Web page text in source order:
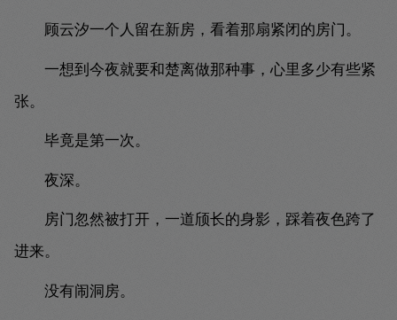
顾云汐一个人留在新房，看着那扇紧闭的房门。
一想到今夜就要和楚离做那种事，心里多少有些紧
张。
毕竟是第一次。
夜深。
房门忽然被打开，一道颀长的身影，踩着夜色跨了
进来。
没有闹洞房。